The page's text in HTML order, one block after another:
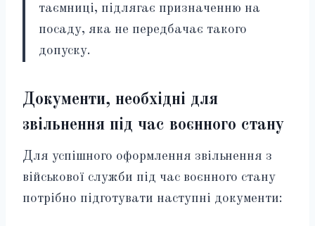
таємниці, підлягає призначенню на
посаду, яка не передбачає такого
допуску.
Документи, необхідні для
звільнення під час воєнного стану
Для успішного оформлення звільнення з
військової служби під час воєнного стану
потрібно підготувати наступні документи: